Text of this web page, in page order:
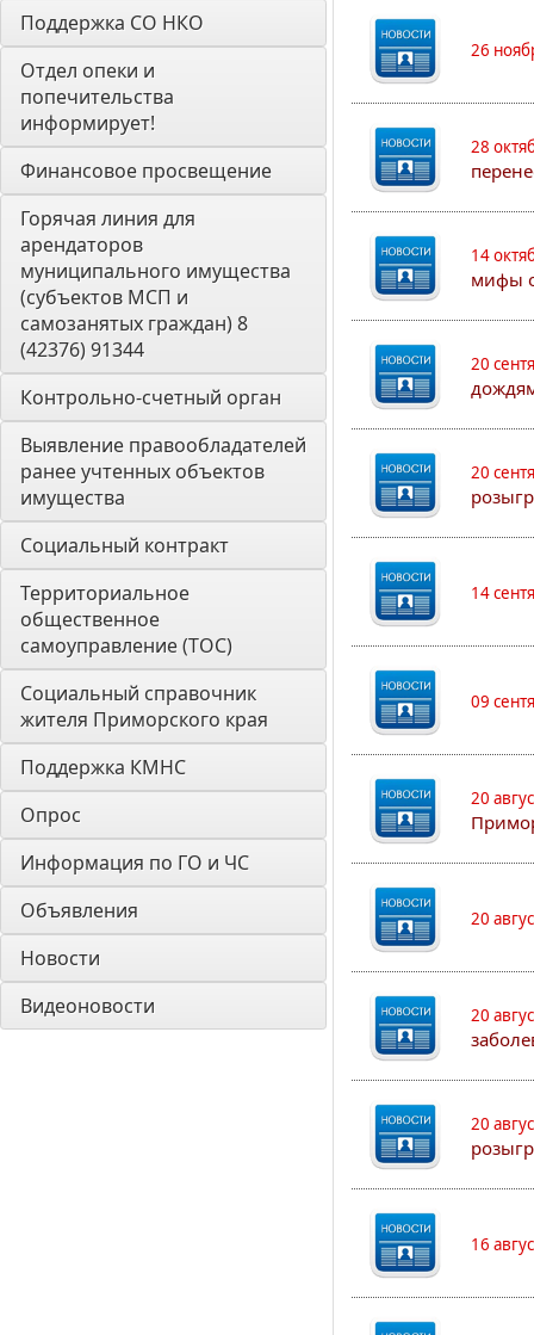
Поддержка СО НКО
Отдел опеки и
попечительства
информирует!
Финансовое просвещение
Горячая линия для
арендаторов
муниципального имущества
(субъектов МСП и
самозанятых граждан) 8
(42376) 91344
Контрольно-счетный орган
Выявление правообладателей
ранее учтенных объектов
имущества
Социальный контракт
Территориальное
общественное
самоуправление (ТОС)
Социальный справочник
жителя Приморского края
Поддержка КМНС
Опрос
Информация по ГО и ЧС
Объявления
Новости
Видеоновости
26
28
14
мифы
20
20
14
09
20
20
20
20
16